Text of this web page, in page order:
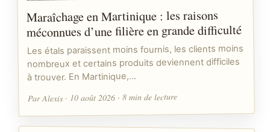
Maraîchage en Martinique : les raisons
méconnues d’une filière en grande difficulté
Les étals paraissent moins fournis, les clients moins
nombreux et certains produits deviennent difficiles
à trouver. En Martinique,…
Par Alexis · 10 août 2026 · 8 min de lecture